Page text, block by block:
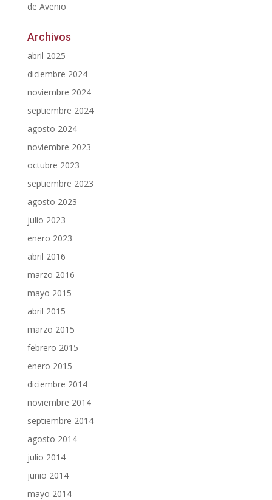
de Avenio
Archivos
abril 2025
diciembre 2024
noviembre 2024
septiembre 2024
agosto 2024
noviembre 2023
octubre 2023
septiembre 2023
agosto 2023
julio 2023
enero 2023
abril 2016
marzo 2016
mayo 2015
abril 2015
marzo 2015
febrero 2015
enero 2015
diciembre 2014
noviembre 2014
septiembre 2014
agosto 2014
julio 2014
junio 2014
mayo 2014